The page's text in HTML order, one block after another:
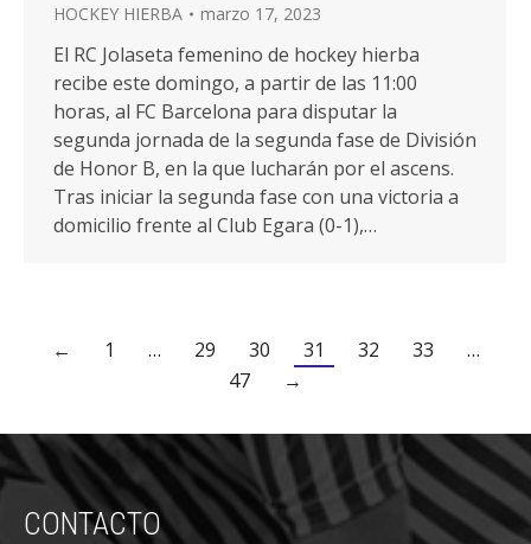
HOCKEY HIERBA marzo 17, 2023
El RC Jolaseta femenino de hockey hierba
recibe este domingo, a partir de las 11:00
horas, al FC Barcelona para disputar la
segunda jornada de la segunda fase de División
de Honor B, en la que lucharán por el ascens.
Tras iniciar la segunda fase con una victoria a
domicilio frente al Club Egara (0-1),…
← 1 … 29 30 31 32 33
…
47
→
CONTACTO